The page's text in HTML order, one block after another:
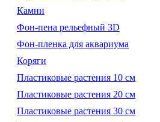
Камни
Фон-пена рельефный 3D
Фон-пленка для аквариума
Коряги
Пластиковые растения 10 см
Пластиковые растения 20 см
Пластиковые растения 30 см